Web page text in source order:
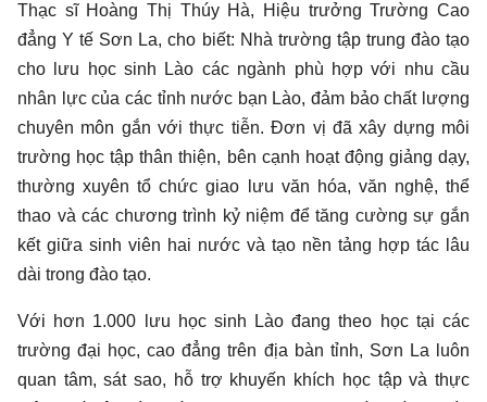
Thạc sĩ Hoàng Thị Thúy Hà, Hiệu trưởng Trường Cao
đẳng Y tế Sơn La, cho biết: Nhà trường tập trung đào tạo
cho lưu học sinh Lào các ngành phù hợp với nhu cầu
nhân lực của các tỉnh nước bạn Lào, đảm bảo chất lượng
chuyên môn gắn với thực tiễn. Đơn vị đã xây dựng môi
trường học tập thân thiện, bên cạnh hoạt động giảng dạy,
thường xuyên tổ chức giao lưu văn hóa, văn nghệ, thể
thao và các chương trình kỷ niệm để tăng cường sự gắn
kết giữa sinh viên hai nước và tạo nền tảng hợp tác lâu
dài trong đào tạo.
Với hơn 1.000 lưu học sinh Lào đang theo học tại các
trường đại học, cao đẳng trên địa bàn tỉnh, Sơn La luôn
quan tâm, sát sao, hỗ trợ khuyến khích học tập và thực